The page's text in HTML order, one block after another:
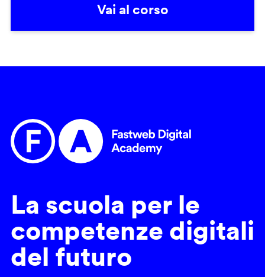
Vai al corso
La scuola per le
competenze digitali
del futuro